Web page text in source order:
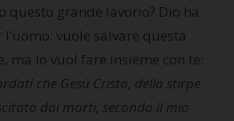
questo grande lavorio? Dio ha
vuole salvare questa
ma lo vuol fare insieme con te:
che Gesù Cristo, della stirpe
dai morti, secondo il mio